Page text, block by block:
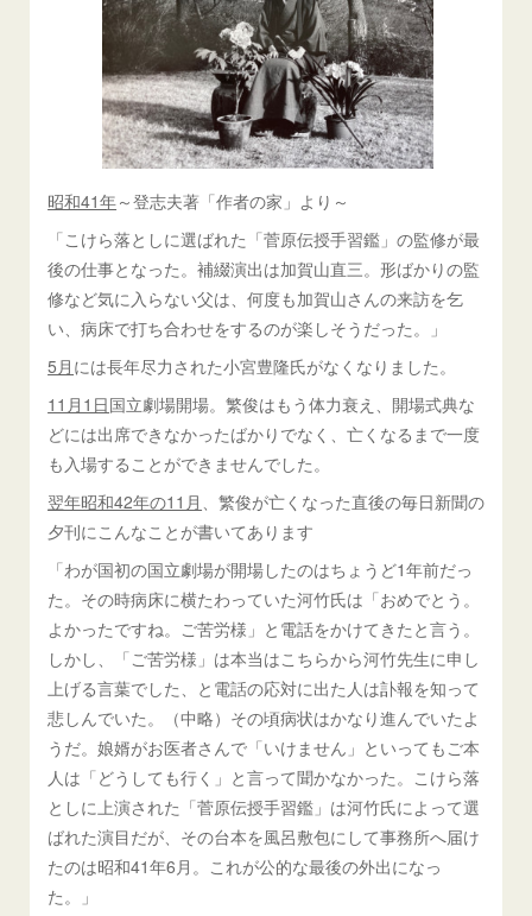
昭和41年～登志夫著「作者の家」より～
「こけら落としに選ばれた「菅原伝授手習鑑」の監修が最
後の仕事となった。補綴演出は加賀山直三。形ばかりの監
修など気に入らない父は、何度も加賀山さんの来訪を乞
い、病床で打ち合わせをするのが楽しそうだった。」
5月 には長年尽力された小宮豊隆氏がなくなりました。
11月1日国立劇場開場。繁俊はもう体力衰え、開場式典な
どには出席できなかったばかりでなく、亡くなるまで一度
も入場することができませんでした。
翌年昭和42年の11月 、繁俊が亡くなった直後の毎日新聞の
夕刊にこんなことが書いてあります
「わが国初の国立劇場が開場したのはちょうど1年前だっ
た。その時病床に横たわっていた河竹氏は「おめでとう。
よかったですね。ご苦労様」と電話をかけてきたと言う。
しかし、「ご苦労様」は本当はこちらから河竹先生に申し
上げる言葉でした、と電話の応対に出た人は訃報を知って
悲しんでいた。（中略）その頃病状はかなり進んでいたよ
うだ。娘婿がお医者さんで「いけません」といってもご本
人は「どうしても行く」と言って聞かなかった。こけら落
としに上演された「菅原伝授手習鑑」は河竹氏によって選
ばれた演目だが、その台本を風呂敷包にして事務所へ届け
たのは昭和41年6月。これが公的な最後の外出になっ
た。」